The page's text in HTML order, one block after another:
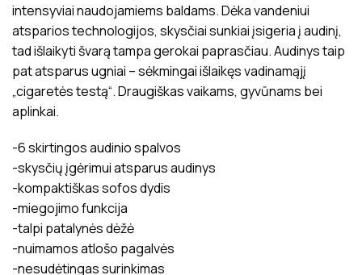
intensyviai naudojamiems baldams. Dėka vandeniui
atsparios technologijos, skysčiai sunkiai įsigeria į audinį,
tad išlaikyti švarą tampa gerokai paprasčiau. Audinys taip
pat atsparus ugniai – sėkmingai išlaikęs vadinamąjį
„cigaretės testą“. Draugiškas vaikams, gyvūnams bei
aplinkai.
-6 skirtingos audinio spalvos
-skysčių įgėrimui atsparus audinys
-kompaktiškas sofos dydis
-miegojimo funkcija
-talpi patalynės dėžė
-nuimamos atlošo pagalvės
-nesudėtingas surinkimas